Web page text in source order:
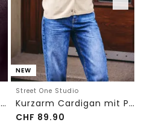
Cardigan mit Rundhals und Knöpfen
NEW
Street One Studio
Kurzarm Cardigan mit Polokragen
CHF 89.90